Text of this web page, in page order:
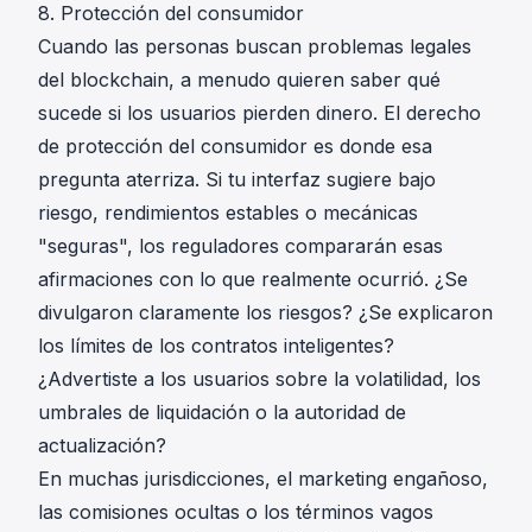
8. Protección del consumidor
Cuando las personas buscan problemas legales
del blockchain, a menudo quieren saber qué
sucede si los usuarios pierden dinero. El derecho
de protección del consumidor es donde esa
pregunta aterriza. Si tu interfaz sugiere bajo
riesgo, rendimientos estables o mecánicas
"seguras", los reguladores compararán esas
afirmaciones con lo que realmente ocurrió. ¿Se
divulgaron claramente los riesgos? ¿Se explicaron
los límites de los contratos inteligentes?
¿Advertiste a los usuarios sobre la volatilidad, los
umbrales de liquidación o la autoridad de
actualización?
En muchas jurisdicciones, el marketing engañoso,
las comisiones ocultas o los términos vagos